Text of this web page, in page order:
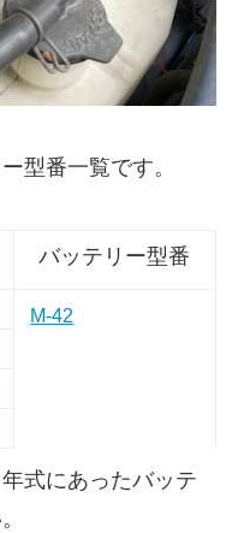
型番一覧です。
バッテリー型番
M-42
式にあったバッテ